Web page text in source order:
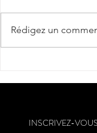
"Cantèra"
Rédigez un
INSCRIVEZ-